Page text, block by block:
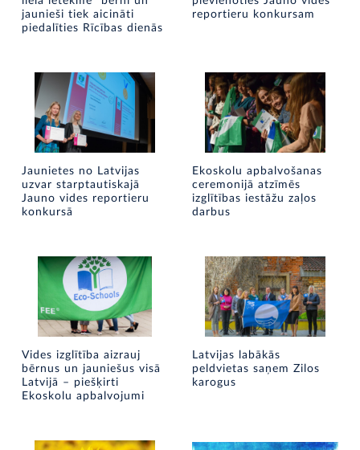
jaunieši tiek aicināti
piedalīties Rīcības dienās
reportieru konkursam
Jaunietes no Latvijas
uzvar starptautiskajā
Jauno vides reportieru
konkursā
Ekoskolu apbalvošanas
ceremonijā atzīmēs
izglītības iestāžu zaļos
darbus
Vides izglītība aizrauj
bērnus un jauniešus visā
Latvijā – piešķirti
Ekoskolu apbalvojumi
Latvijas labākās
peldvietas saņem Zilos
karogus